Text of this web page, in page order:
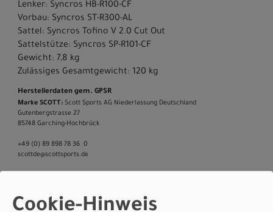
Lenker: Syncros HB-R100-CF
Vorbau: Syncros ST-R300-AL
Sattel: Syncros Tofino V 2.0 Cut Out
Sattelstütze: Syncros SP-R101-CF
Gewicht: 7,8 kg
Zulässiges Gesamtgewicht: 120 kg
Herstellerdaten gem. GPSR
Marke SCOTT: Scott Sports AG Niederlassung Deutschland
Gutenbergstrasse 27
85748 Garching-­Hochbrück
+49 (0) 89 898 78 36 ­ 0
scott­de@scott­sports.de
Cookie-Hinweis